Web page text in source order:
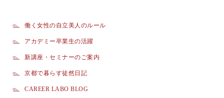
働く女性の自立美人のルール
アカデミー卒業生の活躍
新講座・セミナーのご案内
京都で暮らす徒然日記
CAREER LABO BLOG